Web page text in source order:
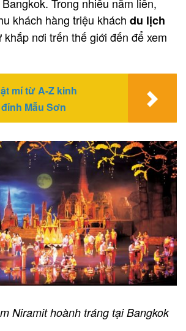
Trong nhiều năm liền,
khách hàng triệu khách du lịch
khắp nơi trến thế giới đến để xem
mí từ A-Z kinh
Mẫu Sơn
Niramit hoành tráng tại Bangkok